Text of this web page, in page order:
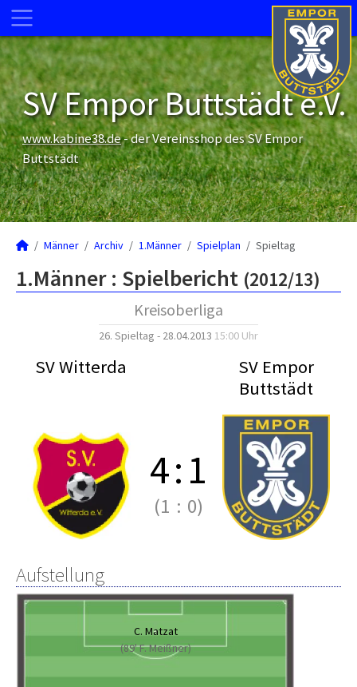
SV Empor Buttstädt e.V.
www.kabine38.de- der Vereinsshop des SV Empor
Buttstädt
Männer Archiv 1.Männer Spielplan Spieltag
1.Männer : Spielbericht (2012/13)
Kreisoberliga
26. Spieltag - 28.04.2013 15:00 Uhr
SV Witterda
SV Empor
Buttstädt
4:1
(1 : 0)
Aufstellung
C. Matzat
(89' F. Meißner)